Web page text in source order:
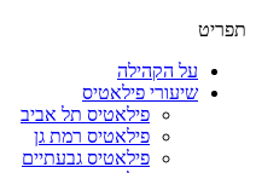
תפריט
על הקהילה
שיעורי פילאטיס
פילאטיס תל אביב
פילאטיס רמת גן
פילאטיס גבעתיים